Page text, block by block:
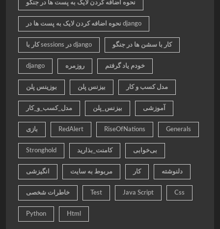
نحوه اضافه کردن لایک به پست ها در جنگو
نحوه اضافه کردن لایک به پست ها در django
کار با sessions در django کار با سشن ها در جنگو
django روزمره خودم یاد گرفتم
بوزینس پلن بیزنس پلن مدل کسب و کار
مدل_کسب_و_کار بیزنس_پلن آموزشی
بازی RedAlert RiseOfNations Generals
Stronghold کامنت_بذارید بی‌خوابی
انگیزشی مربوط به سایت کار دلنوشته
خاطرات شخصی Test Java Script Css
Python Html